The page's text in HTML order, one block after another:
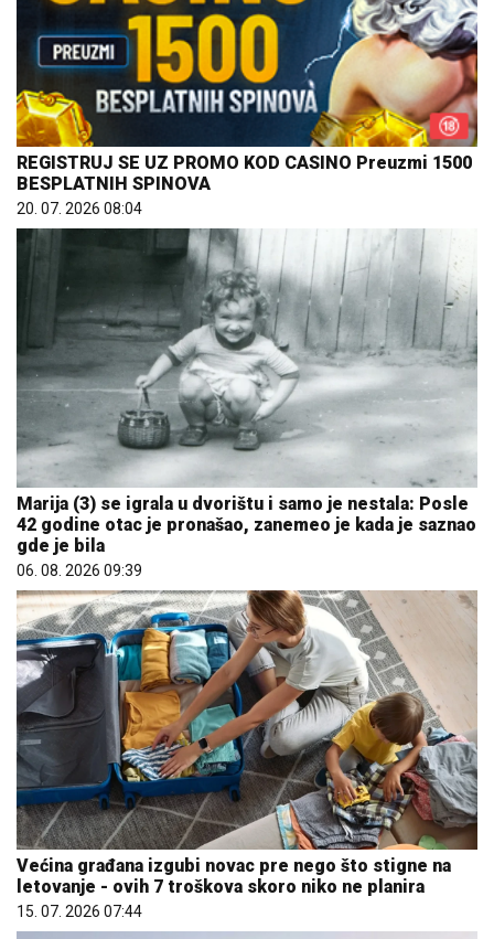
REGISTRUJ SE UZ PROMO KOD CASINO Preuzmi 1500
BESPLATNIH SPINOVA
20. 07. 2026 08:04
Marija (3) se igrala u dvorištu i samo je nestala: Posle
42 godine otac je pronašao, zanemeo je kada je saznao
gde je bila
06. 08. 2026 09:39
Većina građana izgubi novac pre nego što stigne na
letovanje - ovih 7 troškova skoro niko ne planira
15. 07. 2026 07:44